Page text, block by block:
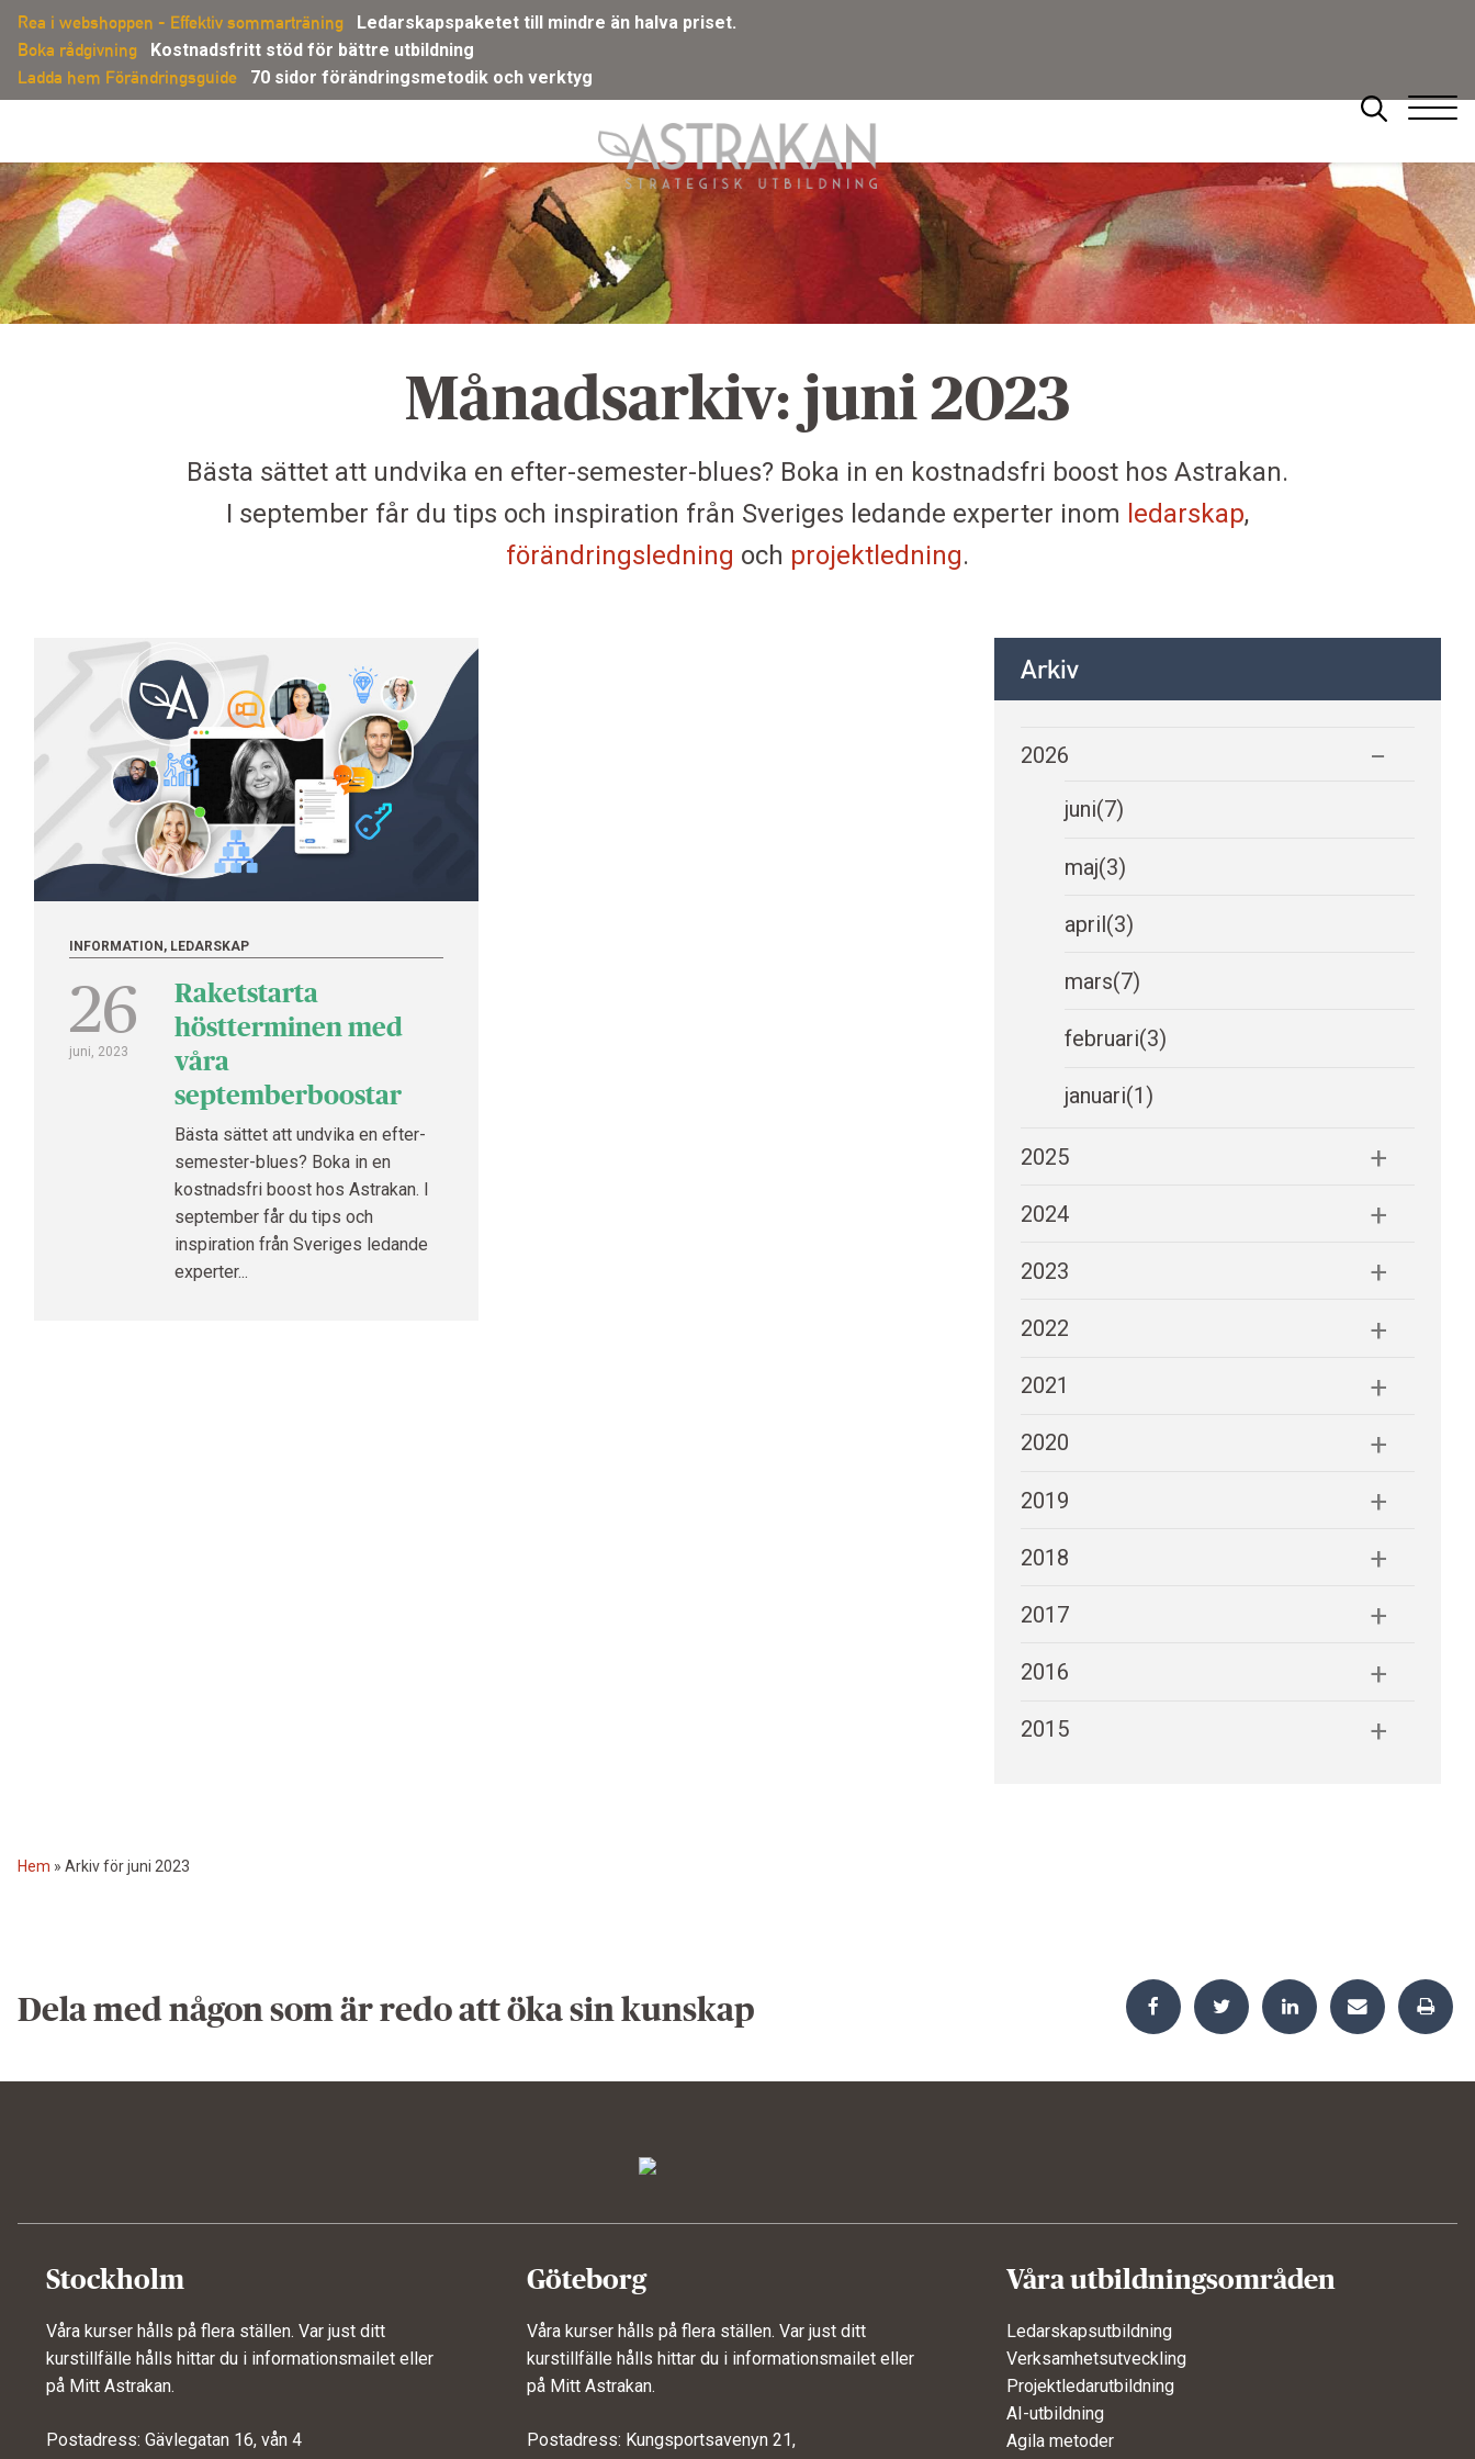
direkt
innehållet
Rea i webshoppen - Effektiv sommarträning
Ledarskapspaketet till mindre än halva priset.
Boka rådgivning
Kostnadsfritt stöd för bättre utbildning
Ladda hem Förändringsguide
70 sidor förändringsmetodik och verktyg
Sök
Månadsarkiv: juni 2023
Bästa sättet att undvika en efter-semester-blues? Boka in en kostnadsfri boost hos Astrakan.
I september får du tips och inspiration från Sveriges ledande experter inom ledarskap,
förändringsledning och projektledning.
INFORMATION, LEDARSKAP
26
juni, 2023
Raketstarta
höstterminen med
våra
septemberboostar
Bästa sättet att undvika en efter-
semester-blues? Boka in en
kostnadsfri boost hos Astrakan. I
september får du tips och
inspiration från Sveriges ledande
experter...
Arkiv
2026
juni(7)
maj(3)
april(3)
mars(7)
februari(3)
januari(1)
2025
2024
2023
2022
2021
2020
2019
2018
2017
2016
2015
Hem » Arkiv för juni 2023
Dela med någon som är redo att öka sin kunskap
Stockholm
Våra kurser hålls på flera ställen. Var just ditt
kurstillfälle hålls hittar du i informationsmailet eller
på Mitt Astrakan.
Postadress: Gävlegatan 16, vån 4
Göteborg
Våra kurser hålls på flera ställen. Var just ditt
kurstillfälle hålls hittar du i informationsmailet eller
på Mitt Astrakan.
Postadress: Kungsportsavenyn 21,
Våra utbildningsområden
Ledarskapsutbildning
Verksamhetsutveckling
Projektledarutbildning
AI-utbildning
Agila metoder